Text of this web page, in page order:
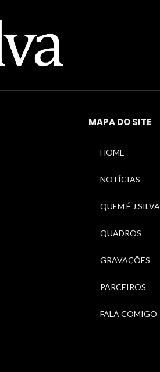
MAPA DO SITE
HOME
NOTÍCIAS
QUEM É J.SILVA
QUADROS
GRAVAÇÕES
PARCEIROS
FALA COMIGO